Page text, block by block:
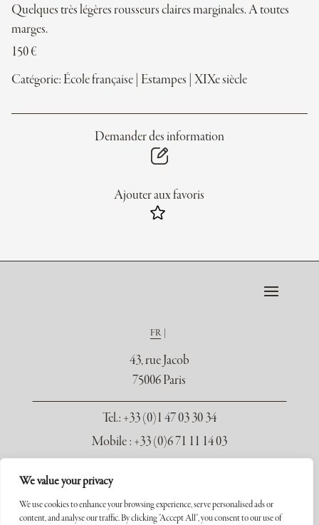
We value your privacy
We use cookies to enhance your browsing experience, serve personalised ads or
content, and analyse our traffic. By clicking "Accept All", you consent to our use of
Quelques très légères rousseurs claires marginales. A toutes
marges.
150€
Catégorie: École française Estampes XIXe siècle
Demander des information
Ajouter aux favoris
FR
43, rue Jacob
75006 Paris
Tel.: +33 (0)1 47 03 30 34
Mobile : +33 (0)6 71 11 14 03